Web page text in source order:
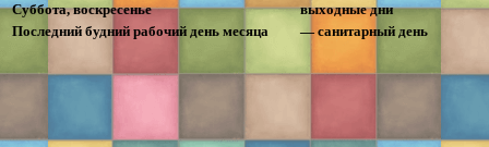
Суббота, воскресенье
выходные дни
Последний будний рабочий день месяца
— санитарный день